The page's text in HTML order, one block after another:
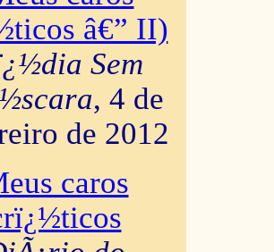
â€” II)
Sem
, 4 de
de 2012
caros